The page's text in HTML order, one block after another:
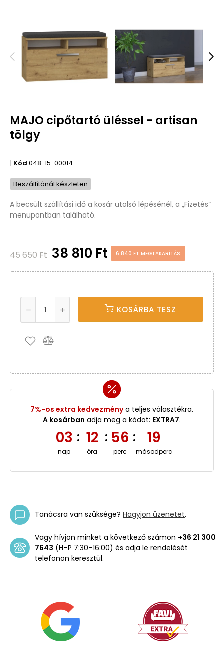
MAJO cipőtartó üléssel - artisan
tölgy
Kód 048-15-00014
Beszállítónál készleten
A becsült szállítási idő a kosár utolsó lépésénél, a „Fizetés“
menüpontban található.
45 650 Ft 38 810 Ft 6 840 FT MEGTAKARÍTÁS
KOSÁRBA TESZ
7%-os extra kedvezménya teljes választékra.
A kosárban adja meg a kódot: EXTRA7.
03
nap
: 12
óra
: 56
perc
: 18
másodperc
Tanácsra van szüksége? Hagyjon üzenetet.
Vagy hívjon minket a következő számon +36 21 300
7643 (H–P 7:30–16:00) és adja le rendelését
telefonon keresztül.